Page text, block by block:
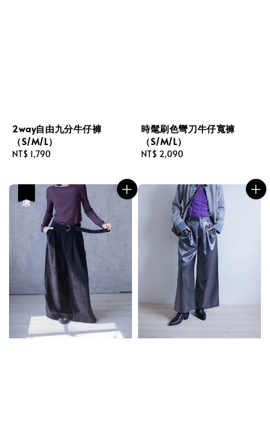
2way自由九分牛仔褲
（S/M/L）
Regular
NT$ 1,790
時髦刷色彎刀牛仔寬褲
（S/M/L）
Regular
NT$ 2,090